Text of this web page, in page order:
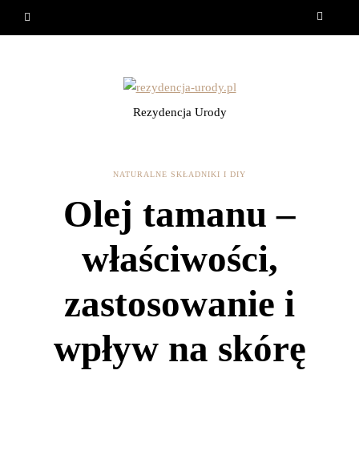
Rezydencja Urody
NATURALNE SKŁADNIKI I DIY
Olej tamanu –
właściwości,
zastosowanie i
wpływ na skórę